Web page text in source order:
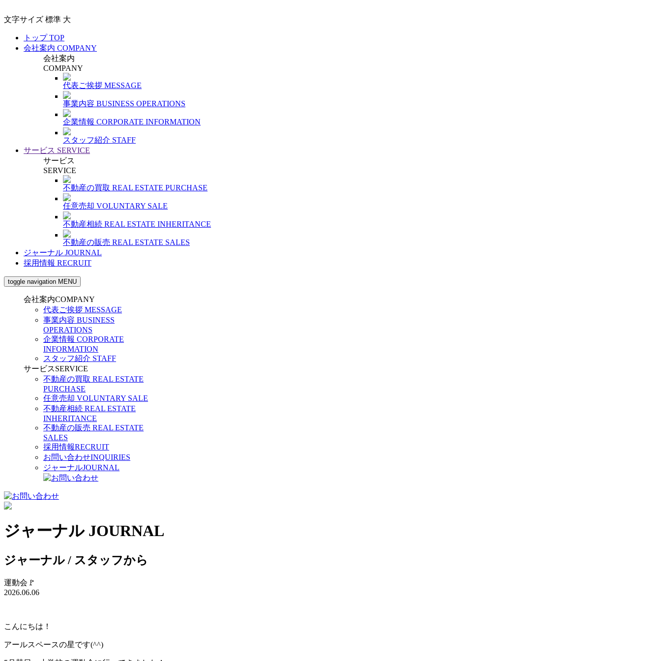
文字サイズ 標準 大
トップTOP
会社案内 COMPANY
会社案内
COMPANY
代表ご挨拶 MESSAGE
事業内容 BUSINESS OPERATIONS
企業情報 CORPORATE INFORMATION
スタッフ紹介 STAFF
サービス SERVICE
サービス
SERVICE
不動産の買取 REAL ESTATE PURCHASE
任意売却 VOLUNTARY SALE
不動産相続 REAL ESTATE INHERITANCE
不動産の販売 REAL ESTATE SALES
ジャーナル JOURNAL
採用情報 RECRUIT
toggle navigation MENU
会社案内COMPANY
代表ご挨拶 MESSAGE
事業内容 BUSINESS
OPERATIONS
企業情報 CORPORATE
INFORMATION
スタッフ紹介 STAFF
サービスSERVICE
不動産の買取 REAL ESTATE
PURCHASE
任意売却 VOLUNTARY SALE
不動産相続 REAL ESTATE
INHERITANCE
不動産の販売 REAL ESTATE
SALES
採用情報RECRUIT
お問い合わせINQUIRIES
ジャーナルJOURNAL
ジャーナル JOURNAL
ジャーナル / スタッフから
運動会🚩
2026.06.06
こんにちは！
アールスペースの星です(^^)